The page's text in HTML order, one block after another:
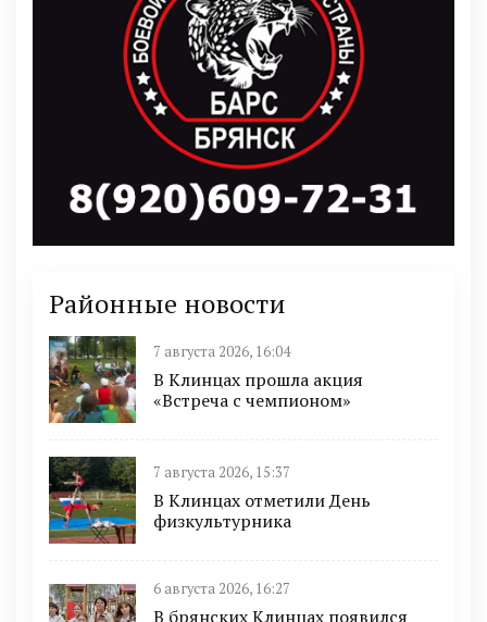
Районные новости
7 августа 2026, 16:04
В Клинцах прошла акция
«Встреча с чемпионом»
7 августа 2026, 15:37
В Клинцах отметили День
физкультурника
6 августа 2026, 16:27
В брянских Клинцах появился